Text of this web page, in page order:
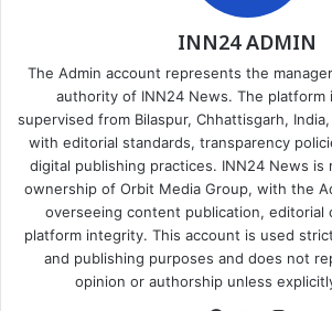
INN24 ADMIN
The Admin account represents the
authority of INN24 News. The platform
supervised from Bilaspur, Chhattisgarh,
with editorial standards, transparency
digital publishing practices. INN24 News is
ownership of Orbit Media Group, with the
overseeing content publication, editorial
platform integrity. This account is used
and publishing purposes and does not
opinion or authorship unless